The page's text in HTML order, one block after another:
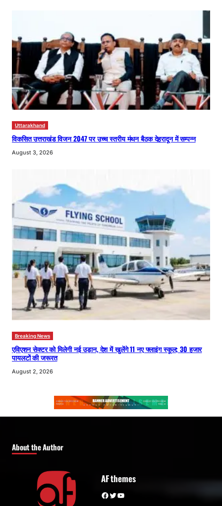
Uttarakhand
विकसित उत्तराखंड विजन 2047 पर उच्च स्तरीय मंथन बैठक देहरादून में सम्पन्न
August 3, 2026
Breaking News
एविएशन सेक्टर को मिलेगी नई उड़ान, देश में खुलेंगे 11 नए फ्लाइंग स्कूल; 30 हजार
पायलटों की जरूरत
August 2, 2026
About the Author
AF themes
Facebook Twitter YouTube